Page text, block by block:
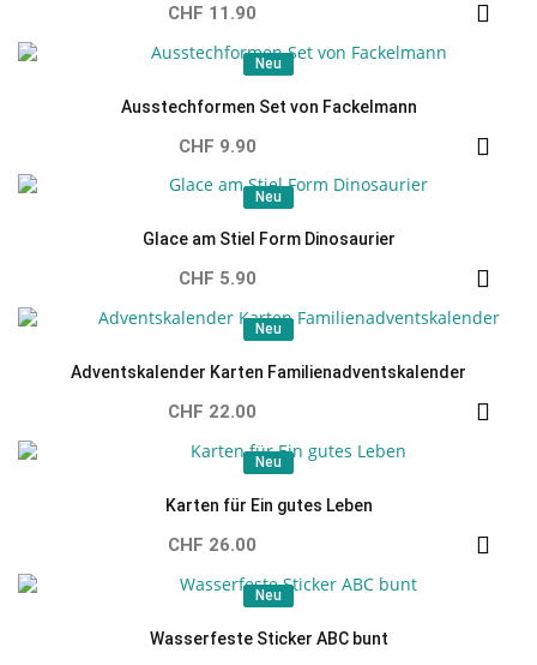
CHF 11.90
Neu
Neu
Ausstechformen Set von Fackelmann
CHF 9.90
Neu
Neu
Glace am Stiel Form Dinosaurier
CHF 5.90
Neu
Neu
Adventskalender Karten Familienadventskalender
CHF 22.00
Neu
Neu
Karten für Ein gutes Leben
CHF 26.00
Neu
Neu
Wasserfeste Sticker ABC bunt